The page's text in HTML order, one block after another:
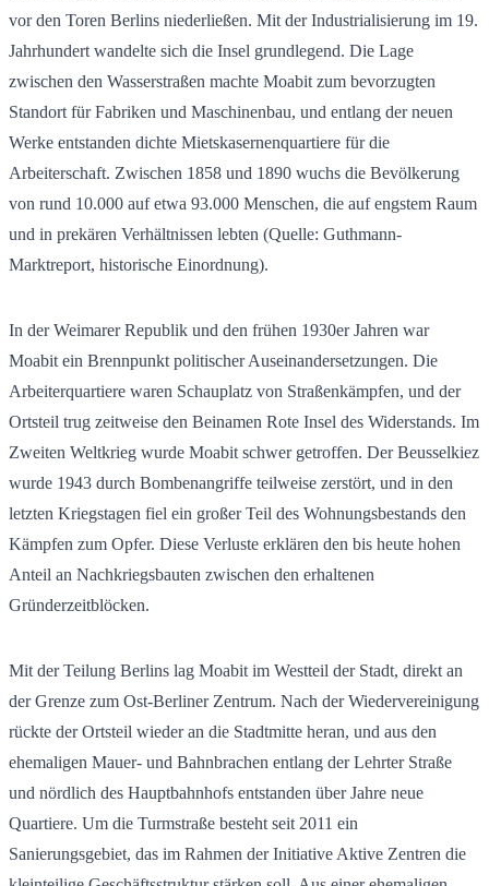
vor den Toren Berlins niederließen. Mit der Industrialisierung im 19.
Jahrhundert wandelte sich die Insel grundlegend. Die Lage
zwischen den Wasserstraßen machte Moabit zum bevorzugten
Standort für Fabriken und Maschinenbau, und entlang der neuen
Werke entstanden dichte Mietskasernenquartiere für die
Arbeiterschaft. Zwischen 1858 und 1890 wuchs die Bevölkerung
von rund 10.000 auf etwa 93.000 Menschen, die auf engstem Raum
und in prekären Verhältnissen lebten (Quelle: Guthmann-
Marktreport, historische Einordnung).
In der Weimarer Republik und den frühen 1930er Jahren war
Moabit ein Brennpunkt politischer Auseinandersetzungen. Die
Arbeiterquartiere waren Schauplatz von Straßenkämpfen, und der
Ortsteil trug zeitweise den Beinamen Rote Insel des Widerstands. Im
Zweiten Weltkrieg wurde Moabit schwer getroffen. Der Beusselkiez
wurde 1943 durch Bombenangriffe teilweise zerstört, und in den
letzten Kriegstagen fiel ein großer Teil des Wohnungsbestands den
Kämpfen zum Opfer. Diese Verluste erklären den bis heute hohen
Anteil an Nachkriegsbauten zwischen den erhaltenen
Gründerzeitblöcken.
Mit der Teilung Berlins lag Moabit im Westteil der Stadt, direkt an
der Grenze zum Ost-Berliner Zentrum. Nach der Wiedervereinigung
rückte der Ortsteil wieder an die Stadtmitte heran, und aus den
ehemaligen Mauer- und Bahnbrachen entlang der Lehrter Straße
und nördlich des Hauptbahnhofs entstanden über Jahre neue
Quartiere. Um die Turmstraße besteht seit 2011 ein
Sanierungsgebiet, das im Rahmen der Initiative Aktive Zentren die